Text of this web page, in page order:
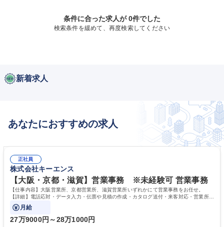
条件に合った求人が 0件でした
検索条件を緩めて、再度検索してください
新着求人
あなたにおすすめの求人
正社員
株式会社キーエンス
【大阪・京都・滋賀】営業事務 ※未経験可 営業事務
【仕事内容】大阪営業所、京都営業所、滋賀営業所いずれかにて営業事務をお任せ。
【詳細】電話応対・データ入力・伝票や見積の作成・カタログ送付・来客対応・営業所内
で発生する事務業務や業務改善をお任せ。
月給
27万9000円～28万1000円